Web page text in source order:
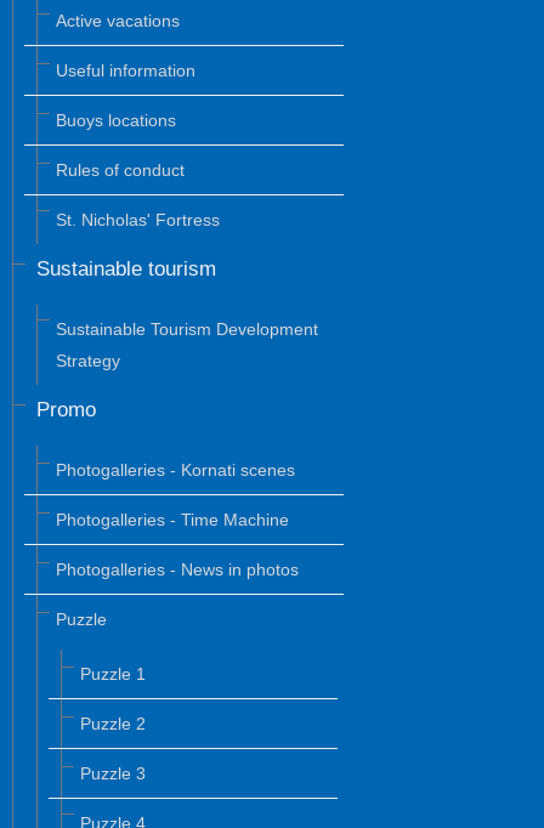
Active vacations
Useful information
Buoys locations
Rules of conduct
St. Nicholas' Fortress
Sustainable tourism
Sustainable Tourism Development
Strategy
Promo
Photogalleries - Kornati scenes
Photogalleries - Time Machine
Photogalleries - News in photos
Puzzle
Puzzle 1
Puzzle 2
Puzzle 3
Puzzle 4